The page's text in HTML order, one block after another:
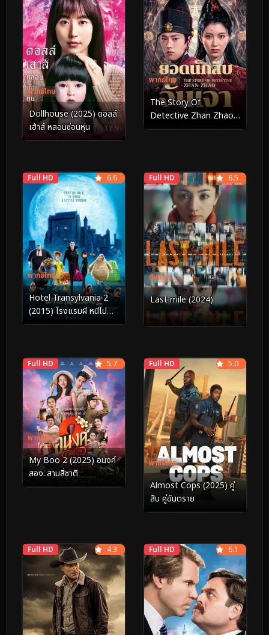
พากย์ไทย
Dollhouse (2025) ดอลล์
เฮ้าส์ หลอนซ่อนหุ่น
พากย์ไทย
The Story Of
Detective Zhan Zhao
(2025) ยอดนักสืบจั่นเจา
Full HD
พากย์ไทย
6.6
Hotel Transylvania 2
(2015) โรงแรมผี หนีไปพัก
ร้อน ภาค 2
Full HD
ซับไทย
6.5
Last mile (2024)
Full HD
พากย์ไทย
5.7
My Boo 2 (2025) อนงค์
สอง..สามสี่ชาติ
Full HD
พากย์ไทย
5.0
Almost Cops (2025) คู่
สืบ​ คู่อันตราย
Full HD 4.3 Full HD 6.1